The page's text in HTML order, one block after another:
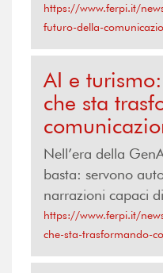
https://www.ferpi.it/
futuro-della-
AI e
che sta
Nell’era della
basta: servono
narrazioni capaci
https://www.ferpi.it/
che-sta-trasformando-